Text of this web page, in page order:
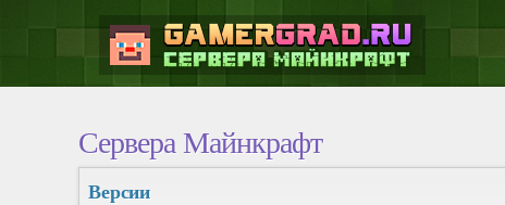
Сервера Майнкрафт
Версии